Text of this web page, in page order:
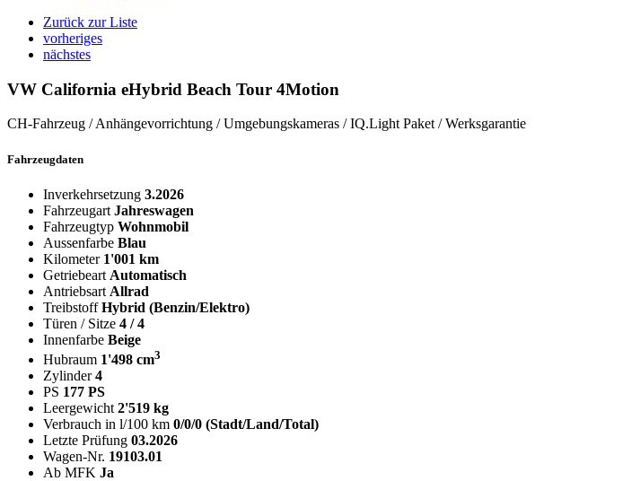
Zurück zur Liste
vorheriges
nächstes
VW California eHybrid Beach Tour 4Motion
CH-Fahrzeug / Anhängevorrichtung / Umgebungskameras / IQ.Light Paket / Werksgarantie
Fahrzeugdaten
Inverkehrsetzung 3.2026
Fahrzeugart Jahreswagen
Fahrzeugtyp Wohnmobil
Aussenfarbe Blau
Kilometer 1'001 km
Getriebeart Automatisch
Antriebsart Allrad
Treibstoff Hybrid (Benzin/Elektro)
Türen / Sitze 4 / 4
Innenfarbe Beige
Hubraum 1'498 cm3
Zylinder 4
PS 177 PS
Leergewicht 2'519 kg
Verbrauch in l/100 km 0/0/0 (Stadt/Land/Total)
Letzte Prüfung 03.2026
Wagen-Nr. 19103.01
Ab MFK Ja